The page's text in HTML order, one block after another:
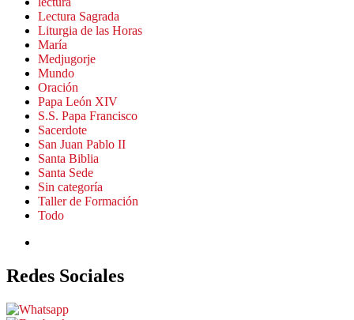
Lectura Sagrada
Liturgia de las Horas
María
Medjugorje
Mundo
Oración
Papa León XIV
S.S. Papa Francisco
Sacerdote
San Juan Pablo II
Santa Biblia
Santa Sede
Sin categoría
Taller de Formación
Todo
Redes Sociales